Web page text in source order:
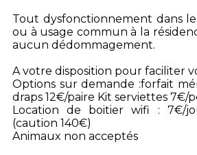
Tout dysfonctionnement dans
ou à usage commun à la
aucun dédommagement.
A votre disposition pour faciliter
Options sur demande :forfait
draps 12€/paire Kit serviettes 7€/
Location de boitier wifi : 7€/
(caution 140€)
Animaux non acceptés